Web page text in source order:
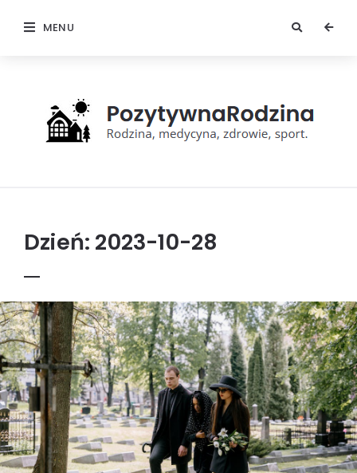
MENU
Dzień: 2023-10-28